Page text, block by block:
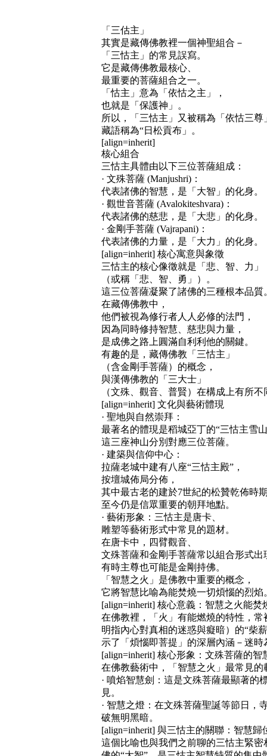
「三估主」
其實是藏傳佛教裡一個神聖組合－
「三怙主」的常見誤寫。
它是藏傳佛教最核心、
最重要的菩薩組合之一。
「怙主」意為「依怙之主」，
也就是「保護神」。
所以，「三怙主」又被稱為「依怙三尊
藏語稱為“日松貢布」。
[align=inherit]
核心組合
三怙主具體由以下三位菩薩組成：
· 文殊菩薩 (Manjushri)：
代表諸佛的智慧，是「大智」的化身。
· 觀世音菩薩 (Avalokiteshvara)：
代表諸佛的慈悲，是「大悲」的化身。
· 金剛手菩薩 (Vajrapani)：
代表諸佛的力量，是「大力」的化身。
[align=inherit] 核心寓意與象徵
三怙主的核心像徵就是「悲、智、力」
（或稱「悲、智、勇」）。
這三位菩薩凝聚了諸佛的三種根本品質
在藏傳佛教中，
他們被視為修行者人人必修的法門，
因為同時修持智慧、慈悲與力量，
是成佛之路上圓滿自利利他的關鍵。
有趣的是，藏傳佛教「三怙主」
（含金剛手菩薩）的概念，
與漢傳佛教的「三大士」
（文殊、觀音、普賢）在構成上有所不
[align=inherit] 文化與藝術體現
· 聖地與自然崇拜：
最著名的體現是稻城亞丁的“三怙主雪
這三座神山分別對應三位菩薩。
· 建築與信仰中心：
拉薩老城中建有八座“三怙主殿”，
按壇城佈局分佈，
其中最古老的建於7世紀的松贊乾佈時
至今仍是信眾重要的朝拜地點。
· 藝術形象：三怙主是唐卡、
雕塑等藝術形式中常見的題材。
在唐卡中，四臂觀音、
文殊菩薩和金剛手菩薩常以組合形式出
有時主尊也可能是金剛持佛。
「智慧之火」是佛教中重要的概念，
它將智慧比喻為能焚燒一切煩惱的烈焰
[align=inherit] 核心意義：智慧之火能焚
在佛教裡，「火」有能燃燒的特性，
明指內心對真相的迷惑與癡暗）的“柴
示了「煩惱即菩提」的深層內涵－迷
[align=inherit] 核心形象：文殊菩薩的智
在佛教藝術中，「智慧之火」最常見
· 噴焰智慧劍：這是文殊菩薩最顯著的
見。
· 智慧之燈：在文殊菩薩聖誕等節日，
破無明黑暗。
[align=inherit] 與三怙主的關聯：智慧歸
這個比喻也與我們之前聊的三怙主緊